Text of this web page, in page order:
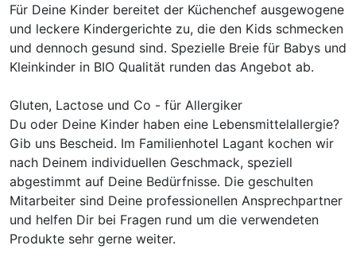
Für Deine Kinder bereitet der Küchenchef ausgewogene
und leckere Kindergerichte zu, die den Kids schmecken
und dennoch gesund sind. Spezielle Breie für Babys und
Kleinkinder in BIO Qualität runden das Angebot ab.
Gluten, Lactose und Co - für Allergiker
Du oder Deine Kinder haben eine Lebensmittelallergie?
Gib uns Bescheid. Im Familienhotel Lagant kochen wir
nach Deinem individuellen Geschmack, speziell
abgestimmt auf Deine Bedürfnisse. Die geschulten
Mitarbeiter sind Deine professionellen Ansprechpartner
und helfen Dir bei Fragen rund um die verwendeten
Produkte sehr gerne weiter.